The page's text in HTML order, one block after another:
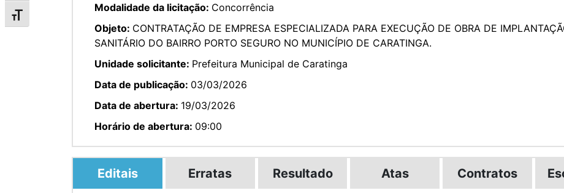
Alternar tamanho da fonte
Modalidade da licitação: Concorrência
Objeto: CONTRATAÇÃO DE EMPRESA ESPECIALIZADA PARA EXECUÇÃO DE OBRA DE
SANITÁRIO DO BAIRRO PORTO SEGURO NO MUNICÍPIO DE CARATINGA.
Unidade solicitante: Prefeitura Municipal de Caratinga
Data de publicação: 03/03/2026
Data de abertura: 19/03/2026
Horário de abertura: 09:00
Editais Erratas Resultado Atas Contratos